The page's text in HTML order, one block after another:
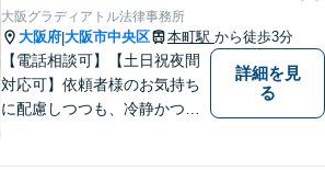
大阪グラディアトル法律事務所
大阪府|大阪市中央区 本町駅 から徒歩3分
【電話相談可】【土日祝夜間
対応可】依頼者様のお気持ち
に配慮しつつも、冷静かつ現
詳細を見
る